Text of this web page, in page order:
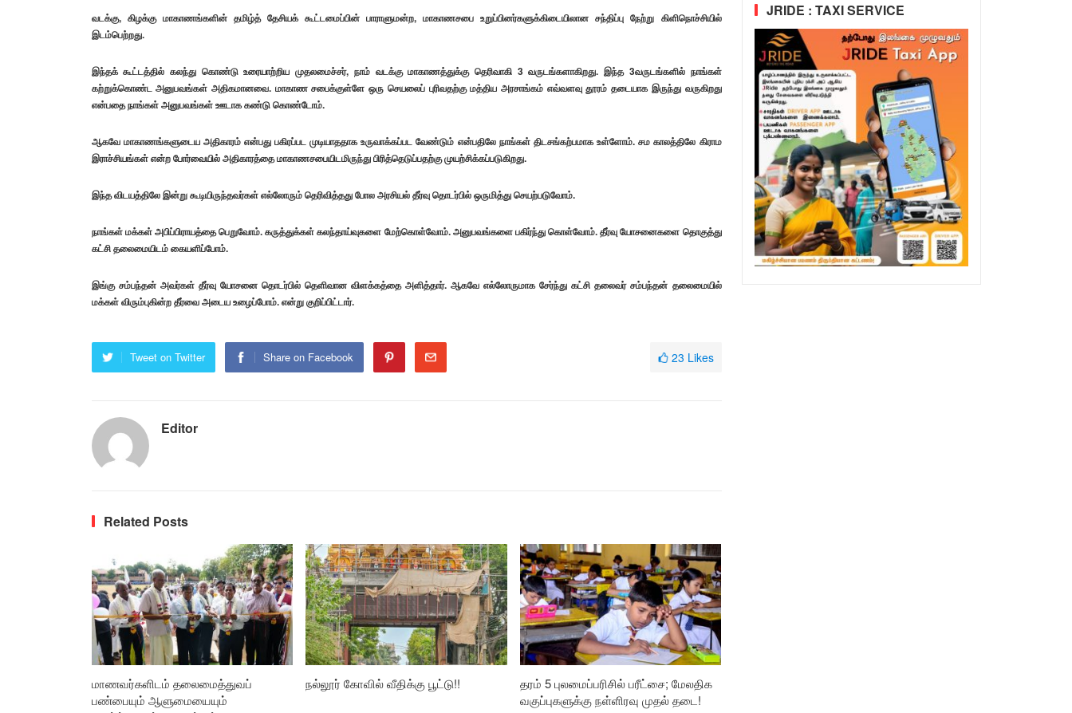
வடக்கு, கிழக்கு மாகாணங்களின் தமிழ்த் தேசியக் கூட்டமைப்பின் பாராளுமன்ற, மாகாணசபை உறுப்பினர்களுக்கிடையிலான சந்திப்பு நேற்று கிளிநொச்சியில்
இடம்பெற்றது.
இந்தக் கூட்டத்தில் கலந்து கொண்டு உரையாற்றிய முதலமைச்சர், நாம் வடக்கு மாகாணத்துக்கு தெரிவாகி 3 வருடங்களாகிறது. இந்த 3வருடங்களில் நாங்கள்
கற்றுக்கொண்ட அனுபவங்கள் அதிகமானவை. மாகாண சபைக்குள்ளே ஒரு செயலைப் புரிவதற்கு மத்திய அரசாங்கம் எவ்வளவு தூரம் தடையாக இருந்து வருகிறது
என்பதை நாங்கள் அனுபவங்கள் ஊடாக கண்டு கொண்டோம்.
ஆகவே மாகாணங்களுடைய அதிகாரம் என்பது பகிரப்பட முடியாததாக உருவாக்கப்பட வேண்டும் என்பதிலே நாங்கள் திடசங்கற்பமாக உள்ளோம். சம காலத்திலே கிராம
இராச்சியங்கள் என்ற போர்வையில் அதிகாரத்தை மாகாணசபையிடமிருந்து பிரித்தெடுப்பதற்கு முயற்சிக்கப்படுகிறது.
இந்த விடயத்திலே இன்று கூடியிருந்தவர்கள் எல்லோரும் தெரிவித்தது போல அரசியல் தீர்வு தொடர்பில் ஒருமித்து செயற்படுவோம்.
நாங்கள் மக்கள் அபிப்பிராயத்தை பெறுவோம். கருத்துக்கள் கலந்தாய்வுகளை மேற்கொள்வோம். அனுபவங்களை பகிர்ந்து கொள்வோம். தீர்வு யோசனைகளை தொகுத்து
கட்சி தலைமையிடம் கையளிப்போம்.
இங்கு சம்பந்தன் அவர்கள் தீர்வு யோசனை தொடர்பில் தெளிவான விளக்கத்தை அளித்தார். ஆகவே எல்லோருமாக சேர்ந்து கட்சி தலைவர் சம்பந்தன் தலைமையில்
மக்கள் விரும்புகின்ற தீர்வை அடைய உழைப்போம். என்று குறிப்பிட்டார்.
Tweet on Twitter Share on Facebook 23 Likes
Editor
Related Posts
மாணவர்களிடம் தலைமைத்துவப்
பண்பையும் ஆளுமையையும்
நல்லூர் கோவில் வீதிக்கு பூட்டு!!
தரம் 5 புலமைப்பரிசில் பரீட்சை; மேலதிக
வகுப்புகளுக்கு நள்ளிரவு முதல் தடை!
JRIDE : TAXI SERVICE